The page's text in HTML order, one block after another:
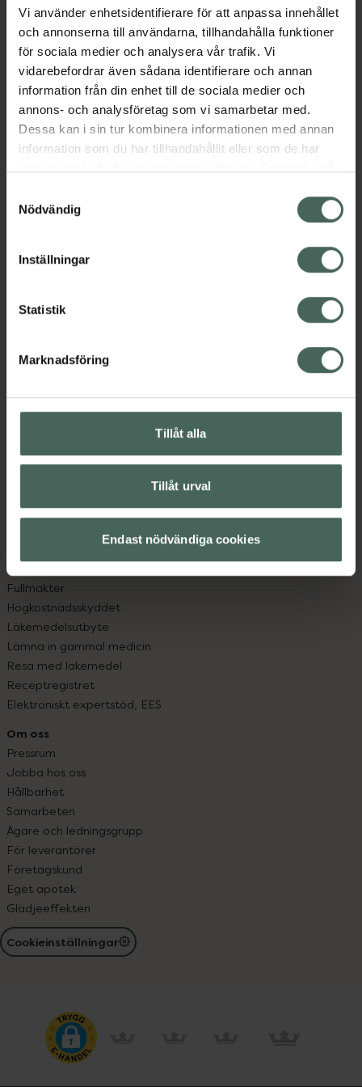
Vi använder enhetsidentifierare för att anpassa innehållet
och annonserna till användarna, tillhandahålla funktioner
för sociala medier och analysera vår trafik. Vi
vidarebefordrar även sådana identifierare och annan
information från din enhet till de sociala medier och
annons- och analysföretag som vi samarbetar med.
Dessa kan i sin tur kombinera informationen med annan
information som du har tillhandahållit eller som de har
återkalla ditt samtycke via webbplatsens
cookieinställningar. Ett återkallat samtycke påverkar inte
lagligheten av behandling som skett innan återkallelsen.
Nödvändig
Inställningar
Statistik
Marknadsföring
Tillåt alla
Tillåt urval
Endast nödvändiga cookies
Beskrivning
Läs alltid bipacksedeln innan
användning.
syd till Lappland i norr, och online i mobilen och på
hjälpa just dig att må lite bättre. Välkommen att prata
Kundservice
Leverans, betalning och retur
App
Om recept och läkemedel
Fullmakter
Högkostnadsskyddet
Läkemedelsutbyte
Lämna in gammal medicin
Resa med läkemedel
Receptregistret
Elektroniskt expertstöd, EES
Om oss
Pressrum
Jobba hos oss
Hållbarhet
Samarbeten
Ägare och ledningsgrupp
För leverantörer
Företagskund
Eget apotek
Glädjeeffekten
Cookieinställningar